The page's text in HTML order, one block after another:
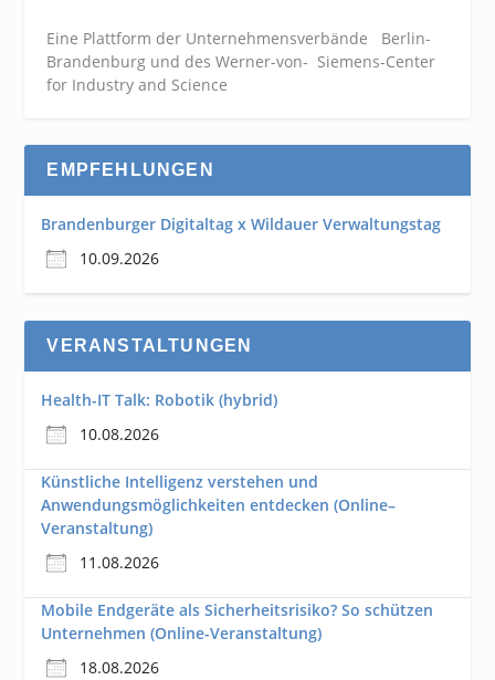
Eine Plattform der Unternehmensverbände Berlin-
Brandenburg und des Werner-von- Siemens-Center
for Industry and Science
EMPFEHLUNGEN
Brandenburger Digitaltag x Wildauer Verwaltungstag
10.09.2026
VERANSTALTUNGEN
Health-IT Talk: Robotik (hybrid)
10.08.2026
Künstliche Intelligenz verstehen und
Anwendungsmöglichkeiten entdecken (Online–
Veranstaltung)
11.08.2026
Mobile Endgeräte als Sicherheitsrisiko? So schützen
Unternehmen (Online-Veranstaltung)
18.08.2026